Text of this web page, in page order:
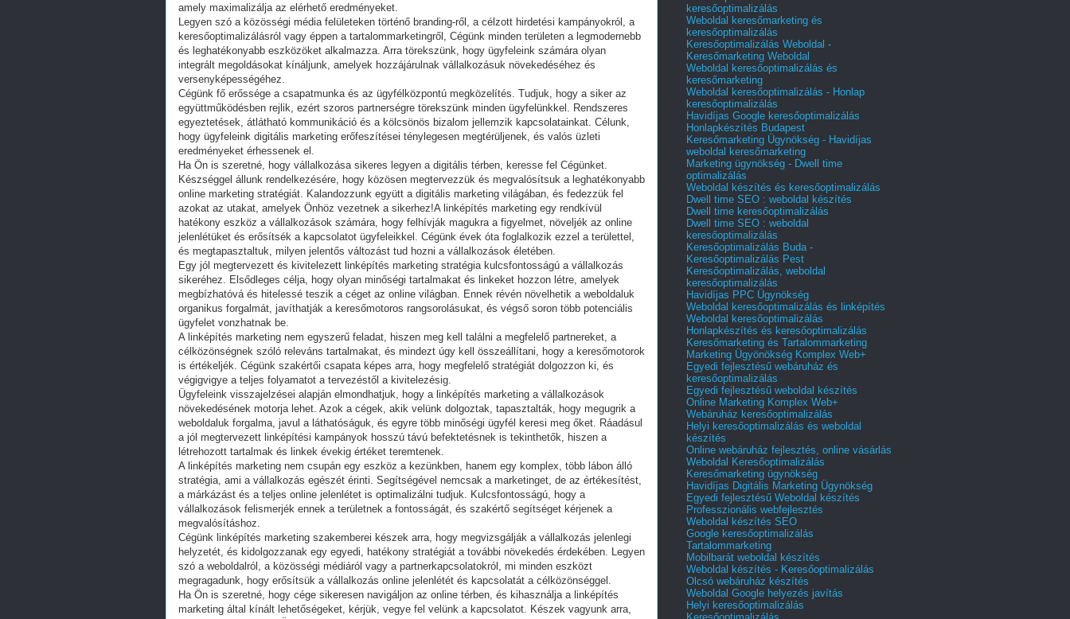
amely maximalizálja az elérhető eredményeket.
Legyen szó a közösségi média felületeken történő branding-ről, a célzott hirdetési kampányokról, a
keresőoptimalizálásról vagy éppen a tartalommarketingről, Cégünk minden területen a legmodernebb
és leghatékonyabb eszközöket alkalmazza. Arra törekszünk, hogy ügyfeleink számára olyan
integrált megoldásokat kínáljunk, amelyek hozzájárulnak vállalkozásuk növekedéséhez és
versenyképességéhez.
Cégünk fő erőssége a csapatmunka és az ügyfélközpontú megközelítés. Tudjuk, hogy a siker az
együttműködésben rejlik, ezért szoros partnerségre törekszünk minden ügyfelünkkel. Rendszeres
egyeztetések, átlátható kommunikáció és a kölcsönös bizalom jellemzik kapcsolatainkat. Célunk,
hogy ügyfeleink digitális marketing erőfeszítései ténylegesen megtérüljenek, és valós üzleti
eredményeket érhessenek el.
Ha Ön is szeretné, hogy vállalkozása sikeres legyen a digitális térben, keresse fel Cégünket.
Készséggel állunk rendelkezésére, hogy közösen megtervezzük és megvalósítsuk a leghatékonyabb
online marketing stratégiát. Kalandozzunk együtt a digitális marketing világában, és fedezzük fel
azokat az utakat, amelyek Önhöz vezetnek a sikerhez!A linképítés marketing egy rendkívül
hatékony eszköz a vállalkozások számára, hogy felhívják magukra a figyelmet, növeljék az online
jelenlétüket és erősítsék a kapcsolatot ügyfeleikkel. Cégünk évek óta foglalkozik ezzel a területtel,
és megtapasztaltuk, milyen jelentős változást tud hozni a vállalkozások életében.
Egy jól megtervezett és kivitelezett linképítés marketing stratégia kulcsfontosságú a vállalkozás
sikeréhez. Elsődleges célja, hogy olyan minőségi tartalmakat és linkeket hozzon létre, amelyek
megbízhatóvá és hitelessé teszik a céget az online világban. Ennek révén növelhetik a weboldaluk
organikus forgalmát, javíthatják a keresőmotoros rangsorolásukat, és végső soron több potenciális
ügyfelet vonzhatnak be.
A linképítés marketing nem egyszerű feladat, hiszen meg kell találni a megfelelő partnereket, a
célközönségnek szóló releváns tartalmakat, és mindezt úgy kell összeállítani, hogy a keresőmotorok
is értékeljék. Cégünk szakértői csapata képes arra, hogy megfelelő stratégiát dolgozzon ki, és
végigvigye a teljes folyamatot a tervezéstől a kivitelezésig.
Ügyfeleink visszajelzései alapján elmondhatjuk, hogy a linképítés marketing a vállalkozások
növekedésének motorja lehet. Azok a cégek, akik velünk dolgoztak, tapasztalták, hogy megugrik a
weboldaluk forgalma, javul a láthatóságuk, és egyre több minőségi ügyfél keresi meg őket. Ráadásul
a jól megtervezett linképítési kampányok hosszú távú befektetésnek is tekinthetők, hiszen a
létrehozott tartalmak és linkek évekig értéket teremtenek.
A linképítés marketing nem csupán egy eszköz a kezünkben, hanem egy komplex, több lábon álló
stratégia, ami a vállalkozás egészét érinti. Segítségével nemcsak a marketinget, de az értékesítést,
a márkázást és a teljes online jelenlétet is optimalizálni tudjuk. Kulcsfontosságú, hogy a
vállalkozások felismerjék ennek a területnek a fontosságát, és szakértő segítséget kérjenek a
megvalósításhoz.
Cégünk linképítés marketing szakemberei készek arra, hogy megvizsgálják a vállalkozás jelenlegi
helyzetét, és kidolgozzanak egy egyedi, hatékony stratégiát a további növekedés érdekében. Legyen
szó a weboldalról, a közösségi médiáról vagy a partnerkapcsolatokról, mi minden eszközt
megragadunk, hogy erősítsük a vállalkozás online jelenlétét és kapcsolatát a célközönséggel.
Ha Ön is szeretné, hogy cége sikeresen navigáljon az online térben, és kihasználja a linképítés
marketing által kínált lehetőségeket, kérjük, vegye fel velünk a kapcsolatot. Készek vagyunk arra,
keresőoptimalizálás
Weboldal keresőmarketing és
keresőoptimalizálás
Keresőoptimalizálás Weboldal -
Keresőmarketing Weboldal
Weboldal keresőoptimalizálás és
keresőmarketing
Weboldal keresőoptimalizálás - Honlap
keresőoptimalizálás
Havidíjas Google keresőoptimalizálás
Honlapkészítés Budapest
Keresőmarketing Ügynökség - Havidíjas
weboldal keresőmarketing
Marketing ügynökség - Dwell time
optimalizálás
Weboldal készítés és keresőoptimalizálás
Dwell time SEO : weboldal készítés
Dwell time keresőoptimalizálás
Dwell time SEO : weboldal
keresőoptimalizálás
Keresőoptimalizálás Buda -
Keresőoptimalizálás Pest
Keresőoptimalizálás, weboldal
keresőoptimalizálás
Havidíjas PPC Ügynökség
Weboldal keresőoptimalizálás és linképítés
Weboldal keresőoptimalizálás
Honlapkészítés és keresőoptimalizálás
Keresőmarketing és Tartalommarketing
Marketing Ügyönökség Komplex Web+
Egyedi fejlesztésű webáruház és
keresőoptimalizálás
Egyedi fejlesztésű weboldal készítés
Online Marketing Komplex Web+
Webáruház keresőoptimalizálás
Helyi keresőoptimalizálás és weboldal
készítés
Online webáruház fejlesztés, online vásárlás
Weboldal Keresőoptimalizálás
Keresőmarketing ügynökség
Havidíjas Digitális Marketing Ügynökség
Egyedi fejlesztésű Weboldal készítés
Professzionális webfejlesztés
Weboldal készítés SEO
Google keresőoptimalizálás
Tartalommarketing
Mobilbarát weboldal készítés
Weboldal készítés - Keresőoptimalizálás
Olcsó webáruház készítés
Weboldal Google helyezés javítás
Helyi keresőoptimalizálás
Keresőoptimalizálás